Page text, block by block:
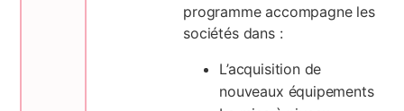
programme accompagne les
sociétés dans :
L’acquisition de
nouveaux équipements